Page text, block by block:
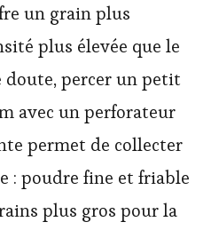
un grain plus
plus élevée que le
doute, percer un petit
avec un perforateur
permet de collecter
: poudre fine et friable
plus gros pour la